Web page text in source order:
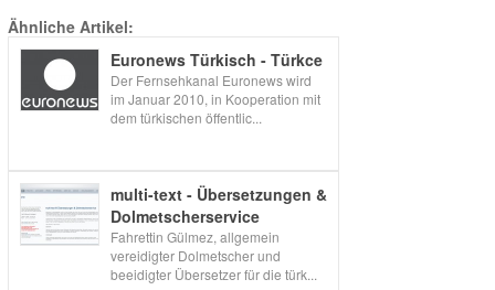
Ähnliche Artikel:
Euronews Türkisch - Türkce
Der Fernsehkanal Euronews wird
im Januar 2010, in Kooperation mit
dem türkischen öffentlic...
multi-text - Übersetzungen &
Dolmetscherservice
Fahrettin Gülmez, allgemein
vereidigter Dolmetscher und
beeidigter Übersetzer für die türk...